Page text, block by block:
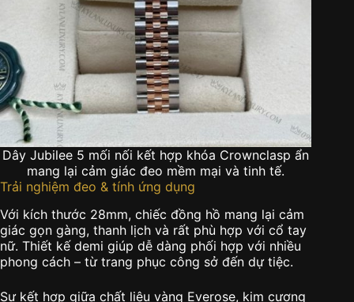
Dây Jubilee 5 mối nối kết hợp khóa Crownclasp ẩn
mang lại cảm giác đeo mềm mại và tinh tế.
Trải nghiệm đeo & tính ứng dụng
Với kích thước 28mm, chiếc đồng hồ mang lại cảm
giác gọn gàng, thanh lịch và rất phù hợp với cổ tay
nữ. Thiết kế demi giúp dễ dàng phối hợp với nhiều
phong cách – từ trang phục công sở đến dự tiệc.
Sự kết hợp giữa chất liệu vàng Everose, kim cương